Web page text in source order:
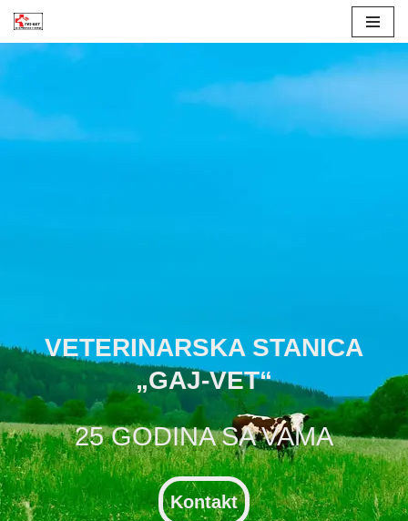
Skoči
sadržaj
VETERINARSKA STANICA
„GAJ-VET“
25 GODINA SA VAMA
Kontakt